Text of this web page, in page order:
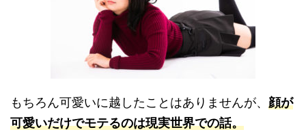
もちろん可愛いに越したことはありませんが、 顔が
可愛いだけでモテるのは現実世界での話。